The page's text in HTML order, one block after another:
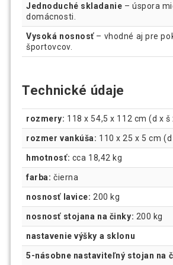
Jednoduché skladanie – úspora
domácnosti.
Vysoká nosnosť– vhodné aj pre
športovcov.
Technické údaje
rozmery: 118 x 54,5 x 112 cm (d x š
rozmer vankúša: 110 x 25 x 5 cm (d
hmotnosť: cca 18,42 kg
farba: čierna
nosnosť lavice: 200 kg
nosnosť stojana na činky: 200 kg
nastavenie výšky a sklonu
5-násobne nastaviteľný stojan na